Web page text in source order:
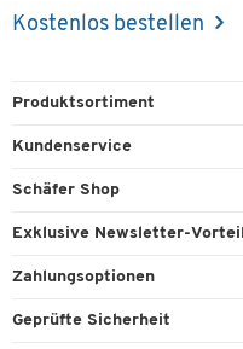
Kostenlos bestellen
Produktsortiment
Büroausstattung
Reinigung & Hygiene
Technik
Kundenservice
Direktbestellung
Kontaktformulare
Lieferinformationen
Schäfer Shop
Services & Leistungen
Workplace Solutions
Exklusive Newsletter-
Willkommensgutschein
Zahlungsoptionen
Paypal
Geprüfte Sicherheit